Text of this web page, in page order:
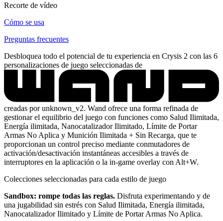
Recorte de vídeo
Cómo se usa
Preguntas frecuentes
Desbloquea todo el potencial de tu experiencia en Crysis 2 con las 6
personalizaciones de juego seleccionadas de
creadas por unknown_v2. Wand ofrece una forma refinada de
gestionar el equilibrio del juego con funciones como Salud Ilimitada,
Energía ilimitada, Nanocatalizador Ilimitado, Límite de Portar
Armas No Aplica y Munición Ilimitada + Sin Recarga, que te
proporcionan un control preciso mediante conmutadores de
activación/desactivación instantáneas accesibles a través de
interruptores en la aplicación o la in-game overlay con Alt+W.
Colecciones seleccionadas para cada estilo de juego
Sandbox: rompe todas las reglas. Disfruta experimentando y de
una jugabilidad sin estrés con Salud Ilimitada, Energía ilimitada,
Nanocatalizador Ilimitado y Límite de Portar Armas No Aplica.